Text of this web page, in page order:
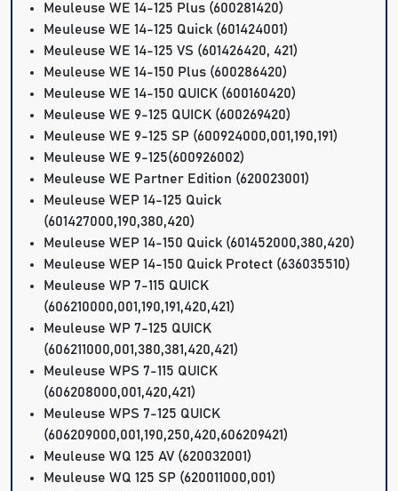
Meuleuse WE 14-125 Plus (600281420)
Meuleuse WE 14-125 Quick (601424001)
Meuleuse WE 14-125 VS (601426420, 421)
Meuleuse WE 14-150 Plus (600286420)
Meuleuse WE 14-150 QUICK (600160420)
Meuleuse WE 9-125 QUICK (600269420)
Meuleuse WE 9-125 SP (600924000,001,190,191)
Meuleuse WE 9-125(600926002)
Meuleuse WE Partner Edition (620023001)
Meuleuse WEP 14-125 Quick
(601427000,190,380,420)
Meuleuse WEP 14-150 Quick (601452000,380,420)
Meuleuse WEP 14-150 Quick Protect (636035510)
Meuleuse WP 7-115 QUICK
(606210000,001,190,191,420,421)
Meuleuse WP 7-125 QUICK
(606211000,001,380,381,420,421)
Meuleuse WPS 7-115 QUICK
(606208000,001,420,421)
Meuleuse WPS 7-125 QUICK
(606209000,001,190,250,420,606209421)
Meuleuse WQ 125 AV (620032001)
Meuleuse WQ 125 SP (620011000,001)